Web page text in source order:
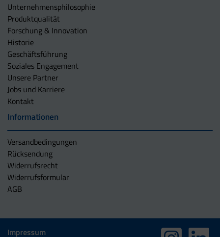
Unternehmens­philosophie
Produktqualität
Forschung & Innovation
Historie
Geschäftsführung
Soziales Engagement
Unsere Partner
Jobs und Karriere
Kontakt
Informationen
Versandbedingungen
Rücksendung
Widerrufsrecht
Widerrufsformular
AGB
Impressum